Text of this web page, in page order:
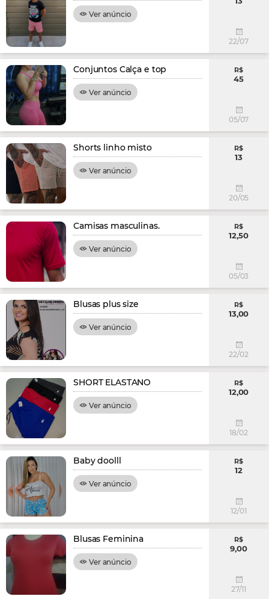
Ver anúncio
22/07
Conjuntos Calça e top
Ver anúncio
R$
45
05/07
Shorts linho misto
Ver anúncio
R$
13
20/05
Camisas masculinas.
Ver anúncio
R$
12,50
05/03
Blusas plus size
Ver anúncio
R$
13,00
22/02
SHORT ELASTANO
Ver anúncio
R$
12,00
18/02
Baby doolll
Ver anúncio
R$
12
12/01
Blusas Feminina
Ver anúncio
R$
9,00
27/11